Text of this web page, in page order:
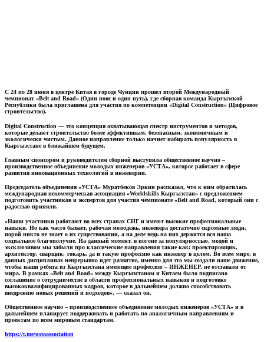
С 24 по 28 июня в центре Китая в городе Чунцин прошел второй Международный
чемпионат «Belt and Road» (Один пояс и один путь), где сборная команда Кыргызской
Республики была приглашена для участия по компетенции «Digital Construction» (Цифровое
строительство).
Digital Construction — это концепция охватывающая спектр инструментов и методов,
которые делают строительство более эффективным, безопасным, экономичным и
экологически чистым. Данное направление только начнет набирать популярность в
Кыргызстане в ближайшем будущем.
Главным спонсором и руководителем сборной выступила общественное научно –
производственное объединение молодых инженеров «УСТА», которое работает в сфере
развития инновационных технологий в инженерии.
Председатель объединения «УСТА» Муратбеков Эркин рассказал, что к ним обратилась
международная некоммерческая ассоциация «Worldskills Кыргызстан» с предложением
подготовить участников и экспертов для участия чемпионате «Belt and Road, который они с
радостью приняли.
«Наши участники работают во всех странах СНГ и имеют высокие профессиональные
навыки. Но как часто бывает, рабочая молодежь, инженера достаточно скромные люди,
порой никто не знает о их существовании, а на деле ведь на них держится вся наша
социальное благополучие. На данный момент, в погоне за популярностью, модой и
эксклюзивом мы забыли про классические направления такие как: проектировщик,
архитектор, сварщик, токарь, да и такую профессию как инженер в целом. Во всем мире, в
данных дисциплинах непрерывно идет развитие, именно для это мы создали наше движение,
чтобы наши ребята из Кыргызстана имеющие профессию – ИНЖЕНЕР, не отставали от
мира. В рамках «Belt and Road» между Кыргызстаном и Китаем было подписано
соглашение о сотрудничестве в области профессиональных навыков и подготовке
высококвалифицированных кадров, которое в дальнейшем должно способствовать
внедрению новых решений и подходов», — сказал он.
Общественное научно – производственное объединение молодых инженеров «УСТА» и в
дальнейшем планирует поддерживать и работать по аналогичным направлениям и
проектам по всем мировым стандартам.
https://t.me/ustaassociation